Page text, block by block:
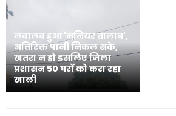
लबालब हुआ 'मनियर तालाब',
अतिरिक्त पानी निकल सके,
खतरा न हो इसलिए जिला
प्रशासन 50 घरों को करा रहा
खाली